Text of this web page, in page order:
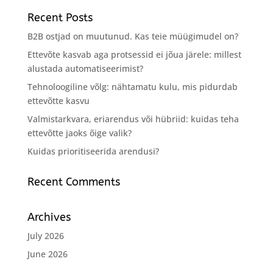
Recent Posts
B2B ostjad on muutunud. Kas teie müügimudel on?
Ettevõte kasvab aga protsessid ei jõua järele: millest
alustada automatiseerimist?
Tehnoloogiline võlg: nähtamatu kulu, mis pidurdab
ettevõtte kasvu
Valmistarkvara, eriarendus või hübriid: kuidas teha
ettevõtte jaoks õige valik?
Kuidas prioritiseerida arendusi?
Recent Comments
Archives
July 2026
June 2026